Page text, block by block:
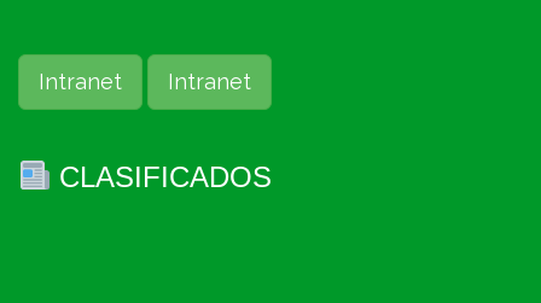
Intranet Intranet
CLASIFICADOS